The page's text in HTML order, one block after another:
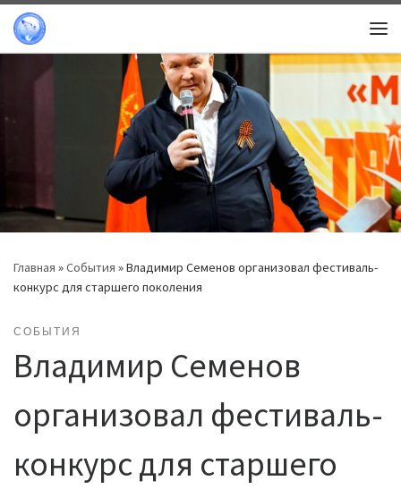
Перейти к содержимому
Главная »События »Владимир Семенов организовал фестиваль-
конкурс для старшего поколения
СОБЫТИЯ
Владимир Семенов
организовал фестиваль-
конкурс для старшего